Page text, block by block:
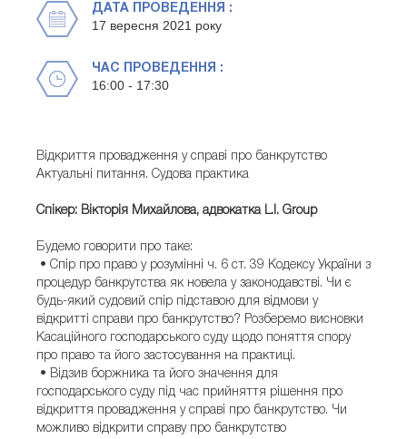
ДАТА ПРОВЕДЕННЯ :
17 вересня 2021 року
ЧАС ПРОВЕДЕННЯ :
16:00 - 17:30
Відкриття провадження у справі про банкрутство
Актуальні питання. Судова практика
Спікер: Вікторія Михайлова, адвокатка L.I. Group
Будемо говорити про таке:
• Спір про право у розумінні ч. 6 ст. 39 Кодексу України з
процедур банкрутства як новела у законодавстві. Чи є
будь-який судовий спір підставою для відмови у
відкритті справи про банкрутство? Розберемо висновки
Касаційного господарського суду щодо поняття спору
про право та його застосування на практиці.
• Відзив боржника та його значення для
господарського суду під час прийняття рішення про
відкриття провадження у справі про банкрутство. Чи
можливо відкрити справу про банкрутство